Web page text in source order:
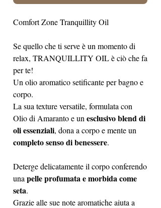
Comfort Zone Tranquillity Oil
Se quello che ti serve è un momento di
relax, TRANQUILLITY OIL è ciò che fa
per te!
Un olio aromatico setificante per bagno e
corpo.
La sua texture versatile, formulata con
Olio di Amaranto e un esclusivo blend di
oli essenziali, dona a corpo e mente un
completo senso di benessere.
Deterge delicatamente il corpo conferendo
una pelle profumata e morbida come
seta.
Grazie alle sue note aromatiche aiuta a